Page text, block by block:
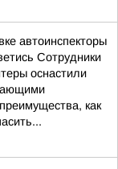
автоинспекторы
Сотрудники
оснастили
как